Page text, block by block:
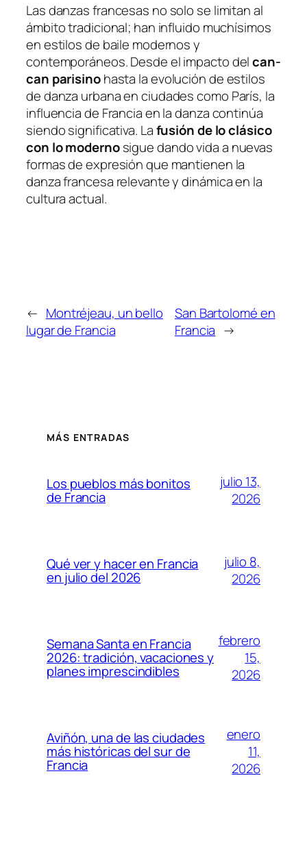
Las danzas francesas no solo se limitan al
ámbito tradicional; han influido muchísimos
en estilos de baile modernos y
contemporáneos. Desde el impacto delcan-
can parisinohasta la evolución de estilos
de danza urbana en ciudades como París, la
influencia de Francia en la danza continúa
siendo significativa. Lafusión de lo clásico
con lo modernosigue dando vida a nuevas
formas de expresión que mantienen la
danza francesa relevante y dinámica en la
cultura actual.
← Montréjeau, un bello
lugar de Francia
San Bartolomé en
Francia →
MÁS ENTRADAS
Los pueblos más bonitos
de Francia
julio 13,
2026
Qué ver y hacer en Francia
en julio del 2026
julio 8,
2026
Semana Santa en Francia
2026: tradición, vacaciones y
planes imprescindibles
febrero
15,
2026
Aviñón, una de las ciudades
más históricas del sur de
Francia
enero
11,
2026